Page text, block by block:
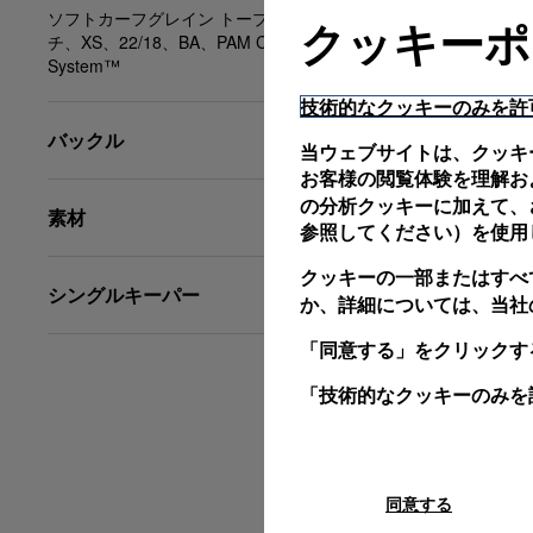
ソフトカーフグレイン トープ、エクリューステッ
チ、XS、22/18、BA、PAM Click Release
System™
バックル
素材
シングルキーパー
クッキー
技術的なクッキーのみを
当ウェブサイトは、クッ
お客様の閲覧体験を理解
の分析クッキーに加えて
参照してください）を使
クッキーの一部またはす
か、詳細については、当社
「同意する」をクリック
「技術的なクッキーのみ
同意する